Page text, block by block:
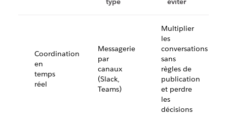
Coordination
en
temps
réel
Messagerie
par
canaux
(Slack,
Teams)
Multiplier
les
conversations
sans
règles de
publication
et perdre
les
décisions